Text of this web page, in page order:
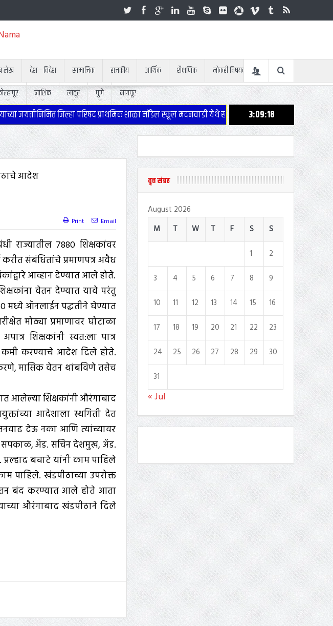
लेख देश – विदेश सामाजिक राजकीय आर्थिक शैक्षणिक
नोकरी विषयक
नाशिक लातूर पुणे नागपूर
जिल्हा परिषद प्राथमिक शाळा मॉडेल स्कूल मदनवाडी येथे खाऊचे वाटप तुकाराम महाराज पालखी
3:09:18
Print Email
राज्यातील 7880 शिक्षकांवर
करीत संबंधितांचे प्रमाणपत्र अवैध
आव्हान देण्यात आले होते.
वेतन देण्यात यावे परंतु
मध्ये ऑनलाईन पद्धतीने घेण्यात
मोठ्या प्रमाणावर घोटाळा
शिक्षकांनी स्वत:ला पात्र
कमी करण्याचे आदेश दिले होते.
मासिक वेतन थांबविणे तसेच
आलेल्या शिक्षकांनी औरंगाबाद
आदेशाला स्थगिती देत
देऊ नका आणि त्यांच्यावर
सपकाळ, अ‍ॅड. सचिन देशमुख, अ‍ॅड.
बचाटे यांनी काम पाहिले
पाहिले. खंडपीठाच्या उपरोक्त
वेतन बंद करण्यात आले होते आता
औरंगाबाद खंडपीठाने दिले
वृत्त संग्रह
August 2026
M
T W T F S
S
1
2
3
4 5 6 7 8
9
10
11 12 13 14 15
16
17
18 19 20 21 22
23
24
25 26 27 28 29
30
31
« Jul